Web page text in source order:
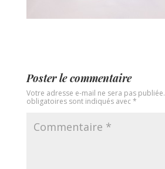
Poster le commentaire
Votre adresse e-mail ne sera pas publiée.
obligatoires sont indiqués avec*